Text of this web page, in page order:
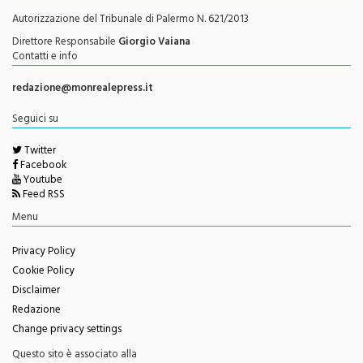
Autorizzazione del Tribunale di Palermo N. 621/2013
Direttore Responsabile Giorgio Vaiana
Contatti e info
redazione@monrealepress.it
Seguici su
Twitter
Facebook
Youtube
Feed RSS
Menu
Privacy Policy
Cookie Policy
Disclaimer
Redazione
Change privacy settings
Questo sito è associato alla